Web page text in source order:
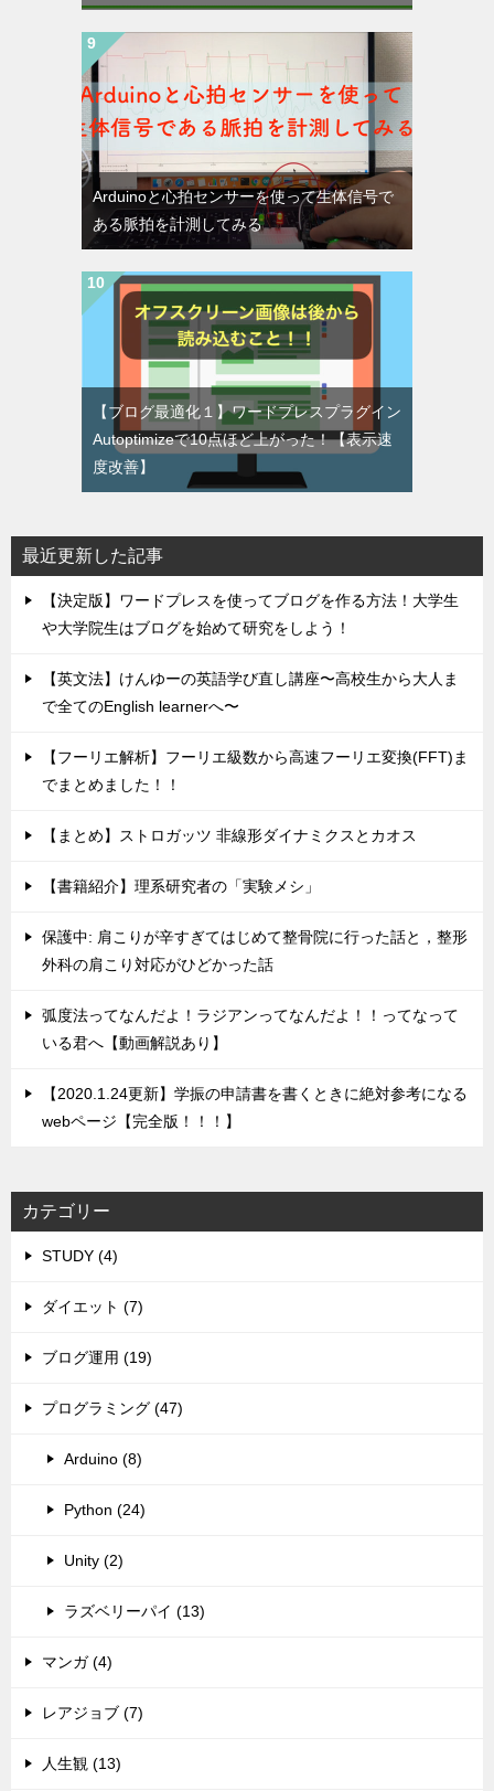
Arduinoと心拍センサーを使って生体信号で
ある脈拍を計測してみる
【ブログ最適化１】ワードプレスプラグイン
Autoptimizeで10点ほど上がった！【表示速
度改善】
最近更新した記事
【決定版】ワードプレスを使ってブログを作る方法！大学生
や大学院生はブログを始めて研究をしよう！
【英文法】けんゆーの英語学び直し講座〜高校生から大人ま
で全てのEnglish learnerへ〜
【フーリエ解析】フーリエ級数から高速フーリエ変換(FFT)ま
でまとめました！！
【まとめ】ストロガッツ 非線形ダイナミクスとカオス
【書籍紹介】理系研究者の「実験メシ」
保護中: 肩こりが辛すぎてはじめて整骨院に行った話と，整形
外科の肩こり対応がひどかった話
弧度法ってなんだよ！ラジアンってなんだよ！！ってなって
いる君へ【動画解説あり】
【2020.1.24更新】学振の申請書を書くときに絶対参考になる
webページ【完全版！！！】
カテゴリー
STUDY (4)
ダイエット (7)
ブログ運用 (19)
プログラミング (47)
Arduino (8)
Python (24)
Unity (2)
ラズベリーパイ (13)
マンガ (4)
レアジョブ (7)
人生観 (13)